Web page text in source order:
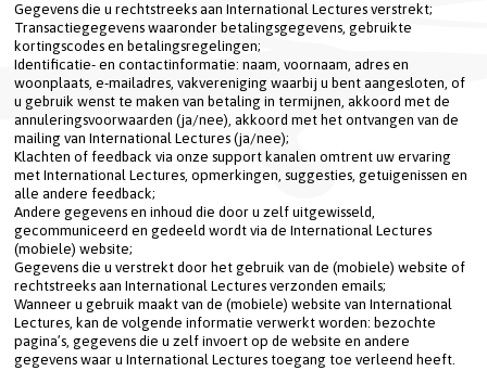
Gegevens die u rechtstreeks aan International Lectures verstrekt;
Transactiegegevens waaronder betalingsgegevens, gebruikte
kortingscodes en betalingsregelingen;
Identificatie- en contactinformatie: naam, voornaam, adres en
woonplaats, e-mailadres, vakvereniging waarbij u bent aangesloten, of
u gebruik wenst te maken van betaling in termijnen, akkoord met de
annuleringsvoorwaarden (ja/nee), akkoord met het ontvangen van de
mailing van International Lectures (ja/nee);
Klachten of feedback via onze support kanalen omtrent uw ervaring
met International Lectures, opmerkingen, suggesties, getuigenissen en
alle andere feedback;
Andere gegevens en inhoud die door u zelf uitgewisseld,
gecommuniceerd en gedeeld wordt via de International Lectures
(mobiele) website;
Gegevens die u verstrekt door het gebruik van de (mobiele) website of
rechtstreeks aan International Lectures verzonden emails;
Wanneer u gebruik maakt van de (mobiele) website van International
Lectures, kan de volgende informatie verwerkt worden: bezochte
pagina’s, gegevens die u zelf invoert op de website en andere
gegevens waar u International Lectures toegang toe verleend heeft.